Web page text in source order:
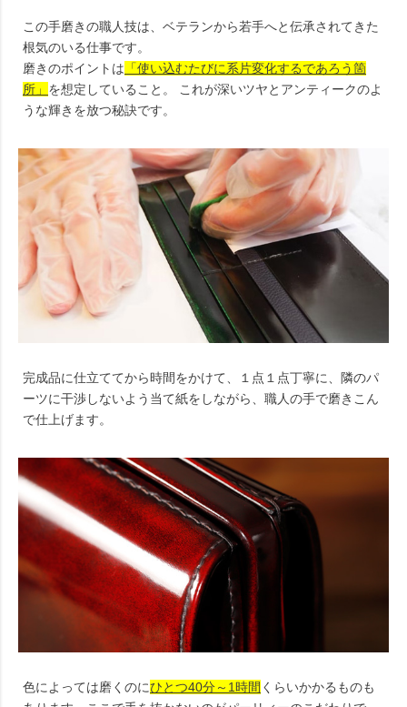
この手磨きの職人技は、ベテランから若手へと伝承されてきた
根気のいる仕事です。
磨きのポイントは 「使い込むたびに系片変化するであろう箇
所」 を想定していること。 これが深いツヤとアンティークのよ
うな輝きを放つ秘訣です。
完成品に仕立ててから時間をかけて、１点１点丁寧に、隣のパ
ーツに干渉しないよう当て紙をしながら、職人の手で磨きこん
で仕上げます。
色によっては磨くのにひとつ40分～1時間 くらいかかるものも